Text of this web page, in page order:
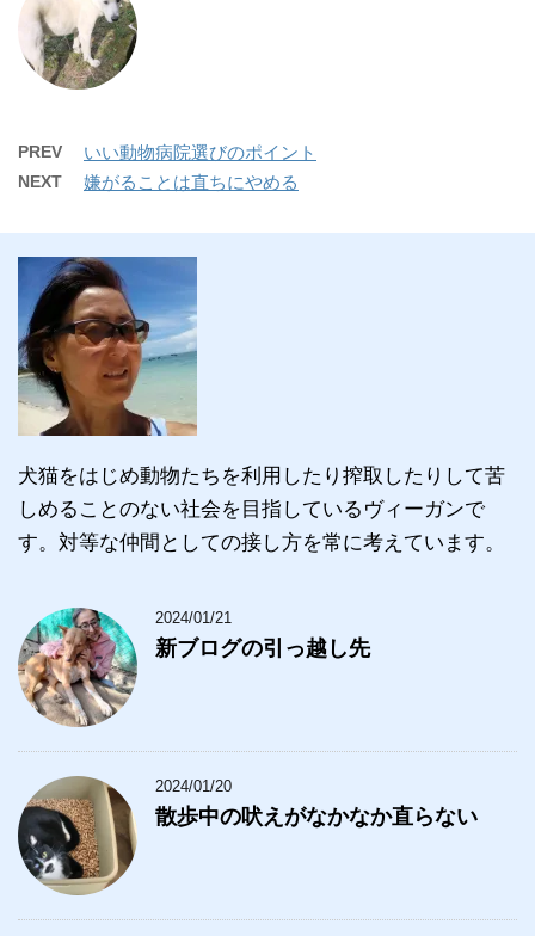
PREV いい動物病院選びのポイント
NEXT 嫌がることは直ちにやめる
犬猫をはじめ動物たちを利用したり搾取したりして苦
しめることのない社会を目指しているヴィーガンで
す。対等な仲間としての接し方を常に考えています。
2024/01/21
新ブログの引っ越し先
2024/01/20
散歩中の吠えがなかなか直らない